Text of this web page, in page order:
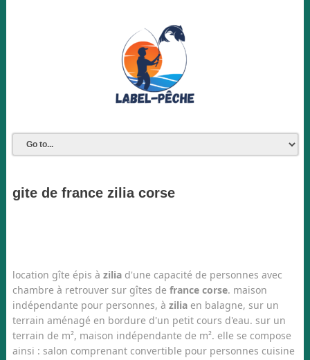
gite de france zilia corse
location gîte épis à ziliad'une capacité de personnes avec
chambre à retrouver sur gîtes de france corse. maison
indépendante pour personnes, à ziliaen balagne, sur un
terrain aménagé en bordure d'un petit cours d'eau. sur un
terrain de m², maison indépendante de m². elle se compose
ainsi : salon comprenant convertible pour personnes cuisine